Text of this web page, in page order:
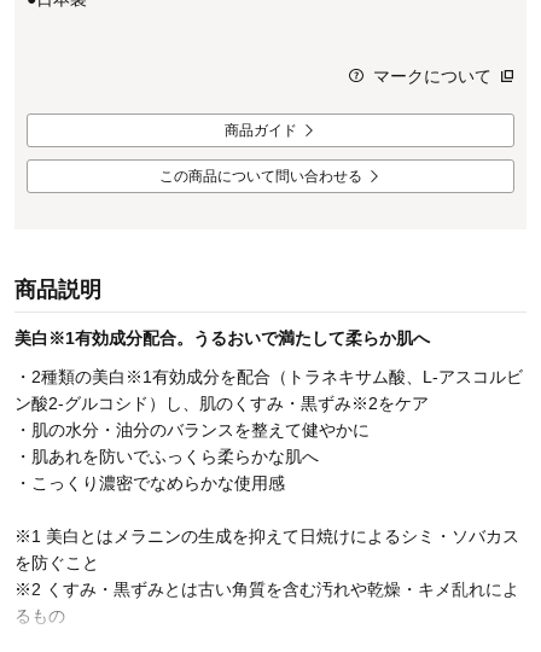
マークについて
商品ガイド
この商品について問い合わせる
商品説明
美白※1有効成分配合。うるおいで満たして柔らか肌へ
・2種類の美白※1有効成分を配合（トラネキサム酸、L-アスコルビ
ン酸2-グルコシド）し、肌のくすみ・黒ずみ※2をケア
・肌の水分・油分のバランスを整えて健やかに
・肌あれを防いでふっくら柔らかな肌へ
・こっくり濃密でなめらかな使用感
※1 美白とはメラニンの生成を抑えて日焼けによるシミ・ソバカス
を防ぐこと
※2 くすみ・黒ずみとは古い角質を含む汚れや乾燥・キメ乱れによ
るもの